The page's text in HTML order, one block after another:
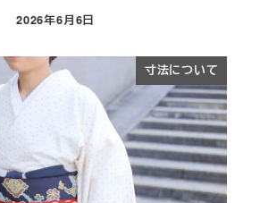
投稿日
2026年6月6日
寸法について